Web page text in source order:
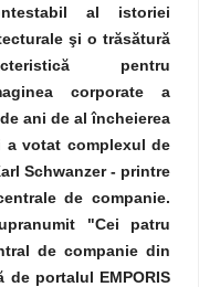
al istoriei
şi o trăsătură
pentru
corporate a
ani de al încheierea
votat complexul de
Schwanzer - printre
de companie.
"Cei patru
de companie din
portalul EMPORIS